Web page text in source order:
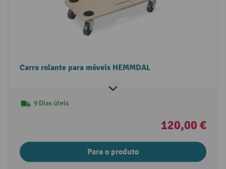
Carro rolante para móveis HEMMDAL
9 Dias úteis
120,00 €
Para o produto